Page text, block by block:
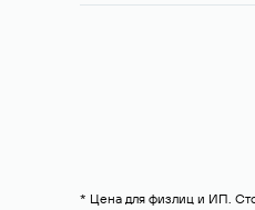
* Цена для физлиц и ИП.